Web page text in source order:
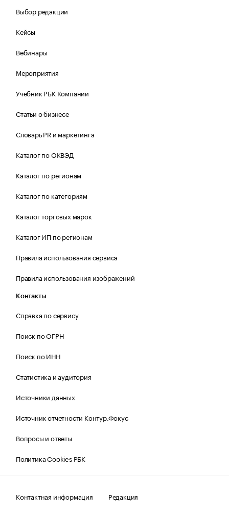
Выбор редакции
Кейсы
Вебинары
Мероприятия
Учебник РБК Компании
Статьи о бизнесе
Словарь PR и маркетинга
Каталог по ОКВЭД
Каталог по регионам
Каталог по категориям
Каталог торговых марок
Каталог ИП по регионам
Правила использования сервиса
Правила использования изображений
Контакты
Справка по сервису
Поиск по ОГРН
Поиск по ИНН
Статистика и аудитория
Источники данных
Источник отчетности Контур.Фокус
Вопросы и ответы
Политика Cookies РБК
Контактная информация
Редакция